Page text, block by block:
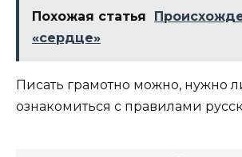
Похожая статья
«сердце»
Писать грамотно можно, нужно
ознакомиться с правилами